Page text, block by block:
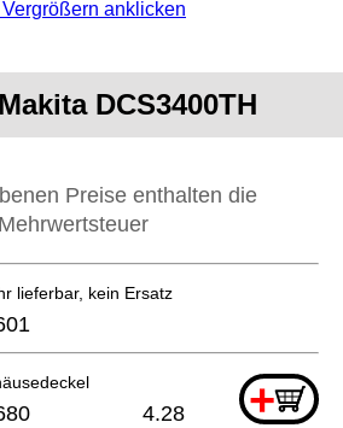
anklicken
DCS3400TH
Preise enthalten die
Mehrwertsteuer
lieferbar, kein Ersatz
+
4.28